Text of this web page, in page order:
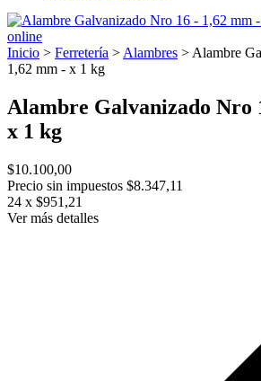
Inicio > Ferretería > Alambres > Alambre
1,62 mm - x 1 kg
Alambre Galvanizado Nro
x 1 kg
$10.100,00
Precio sin impuestos $8.347,11
24 x $951,21
Ver más detalles